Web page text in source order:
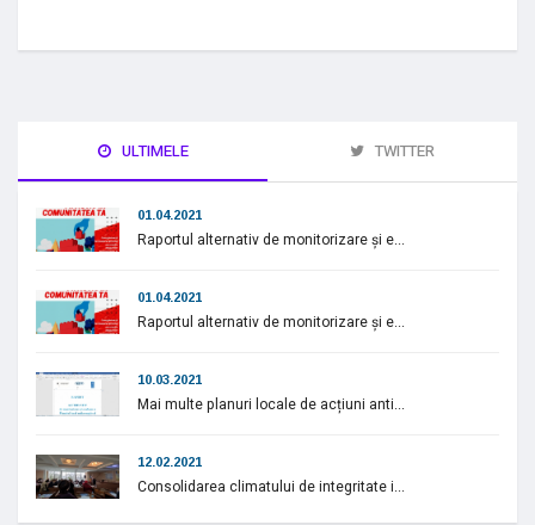
ULTIMELE TWITTER
01.04.2021
Raportul alternativ de monitorizare și e...
01.04.2021
Raportul alternativ de monitorizare și e...
10.03.2021
Mai multe planuri locale de acțiuni anti...
12.02.2021
Consolidarea climatului de integritate i...